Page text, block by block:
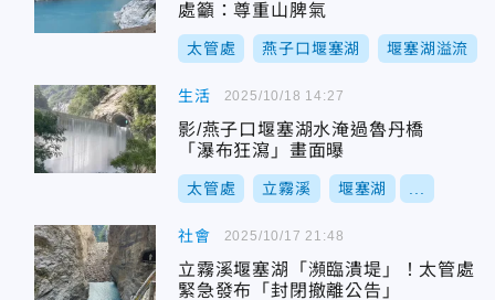
處籲：尊重山脾氣
太管處 燕子口堰塞湖 堰塞湖溢流
生活
影/燕子口堰塞湖水淹過魯丹橋
「瀑布狂瀉」畫面曝
太管處 立霧溪 堰塞湖
2025/10/18 14:27
社會
立霧溪堰塞湖「瀕臨潰堤」！太管處
緊急發布「封閉撤離公告」
2025/10/17 21:48